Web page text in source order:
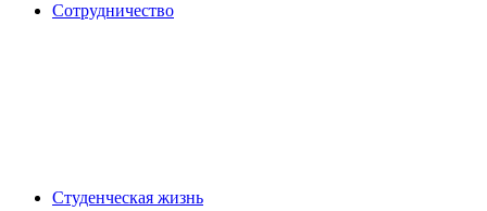
Сотрудничество
Студенческая жизнь